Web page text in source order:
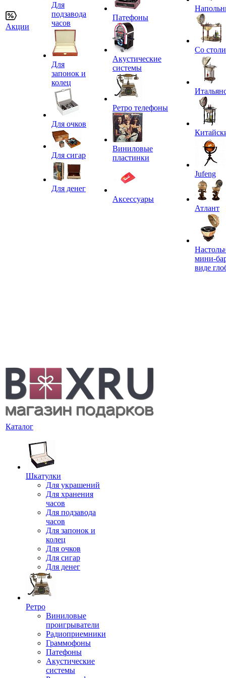
Акции
Для
подзавода
часов
Для
запонок и
колец
Для очков
Для сигар
Для денег
Патефоны
Акустические
системы
Ретро телефоны
Виниловые
пластинки
Аксессуары
Со
Jufeng
Атлант
мини-
виде
Каталог
Шкатулки
Для украшений
Для хранения
часов
Для подзавода
часов
Для запонок и
колец
Для очков
Для сигар
Для денег
Ретро
Виниловые
проигрыватели
Радиоприемники
Граммофоны
Патефоны
Акустические
системы